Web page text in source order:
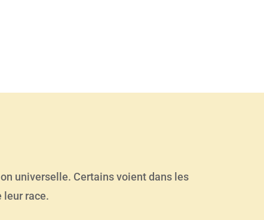
universelle. Certains voient dans les
leur race.